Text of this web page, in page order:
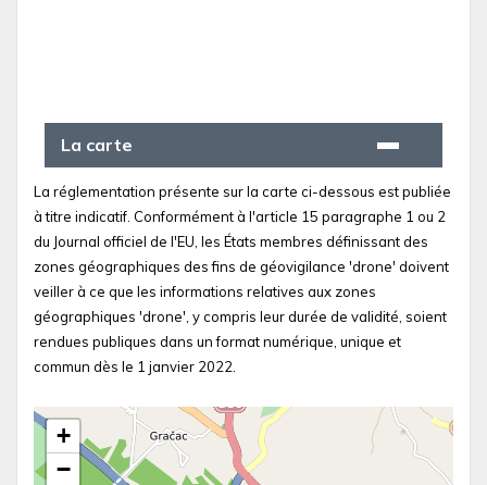
La carte
La réglementation présente sur la carte ci-dessous est publiée
à titre indicatif. Conformément à l'article 15 paragraphe 1 ou 2
du Journal officiel de l'EU, les États membres définissant des
zones géographiques des fins de géovigilance 'drone' doivent
veiller à ce que les informations relatives aux zones
géographiques 'drone', y compris leur durée de validité, soient
rendues publiques dans un format numérique, unique et
commun dès le 1 janvier 2022.